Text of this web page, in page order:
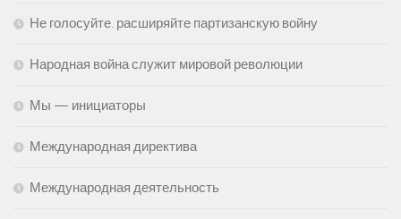
Не голосуйте. расширяйте партизанскую войну
Народная война служит мировой революции
Мы — инициаторы
Международная директива
Международная деятельность